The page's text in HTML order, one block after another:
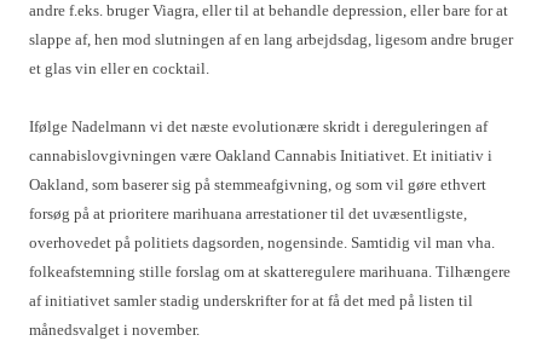
andre f.eks. bruger Viagra, eller til at behandle depression, eller bare for at
slappe af, hen mod slutningen af en lang arbejdsdag, ligesom andre bruger
et glas vin eller en cocktail.
Ifølge Nadelmann vi det næste evolutionære skridt i dereguleringen af
cannabislovgivningen være Oakland Cannabis Initiativet. Et initiativ i
Oakland, som baserer sig på stemmeafgivning, og som vil gøre ethvert
forsøg på at prioritere marihuana arrestationer til det uvæsentligste,
overhovedet på politiets dagsorden, nogensinde. Samtidig vil man vha.
folkeafstemning stille forslag om at skatteregulere marihuana. Tilhængere
af initiativet samler stadig underskrifter for at få det med på listen til
månedsvalget i november.